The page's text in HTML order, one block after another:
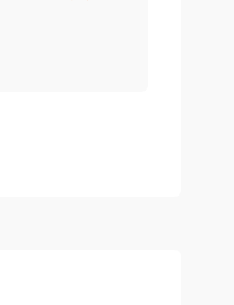
以上ご購入で